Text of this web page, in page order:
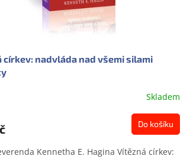
církev: nadvláda nad všemi silami
Skladem
Do košíku
Kennetha E. Hagina Vítězná církev: